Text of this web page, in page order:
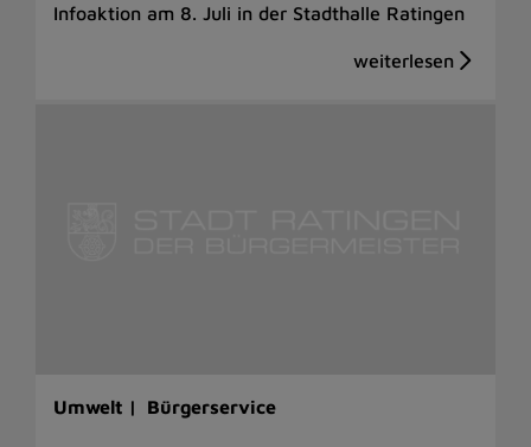
Infoaktion am 8. Juli in der Stadthalle Ratingen
Umwelt | Bürgerservice